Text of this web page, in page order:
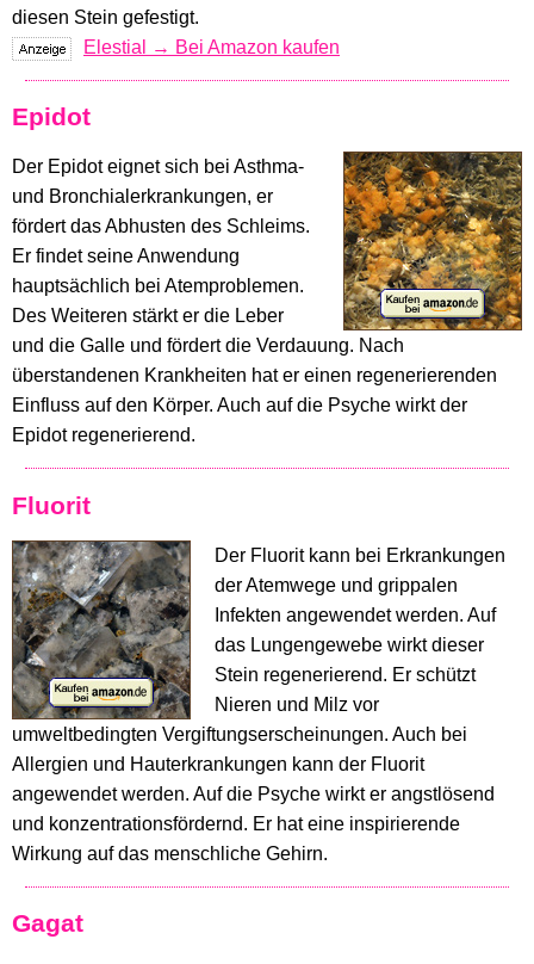
diesen Stein gefestigt.
Elestial → Bei Amazon kaufen
Epidot
Der Epidot eignet sich bei Asthma-
und Bronchialerkrankungen, er
fördert das Abhusten des Schleims.
Er findet seine Anwendung
hauptsächlich bei Atemproblemen.
Des Weiteren stärkt er die Leber
und die Galle und fördert die Verdauung. Nach
überstandenen Krankheiten hat er einen regenerierenden
Einfluss auf den Körper. Auch auf die Psyche wirkt der
Epidot regenerierend.
Fluorit
Der Fluorit kann bei Erkrankungen
der Atemwege und grippalen
Infekten angewendet werden. Auf
das Lungengewebe wirkt dieser
Stein regenerierend. Er schützt
Nieren und Milz vor
umweltbedingten Vergiftungserscheinungen. Auch bei
Allergien und Hauterkrankungen kann der Fluorit
angewendet werden. Auf die Psyche wirkt er angstlösend
und konzentrationsfördernd. Er hat eine inspirierende
Wirkung auf das menschliche Gehirn.
Gagat